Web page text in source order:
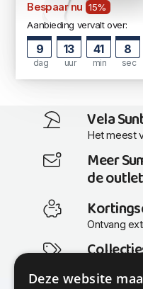
Bespaar nu 15%
Aanbieding vervalt over:
9
dag
13
uur
41
min
7
sec
Vela
Het meest
Meer
de
Ontvang
Actuele en
Deze website